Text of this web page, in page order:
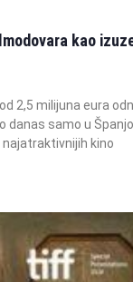
kao
2,5 milijuna eura
danas samo u
kino